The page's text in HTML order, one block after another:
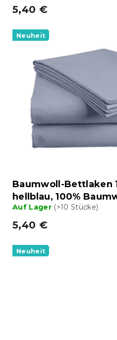
5,40 €
Neuheit
Baumwoll-Bettlaken
hellblau, 100%
Auf Lager (>10 Stücke)
5,40 €
Neuheit